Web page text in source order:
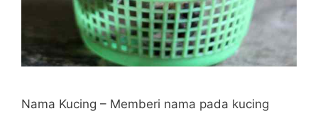
Nama Kucing – Memberi nama pada kucing